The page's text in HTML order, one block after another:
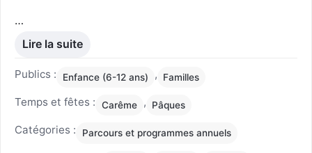
…
Lire la suite
Publics : Enfance (6-12 ans) , Familles
Temps et fêtes : Carême , Pâques
Catégories : Parcours et programmes annuels